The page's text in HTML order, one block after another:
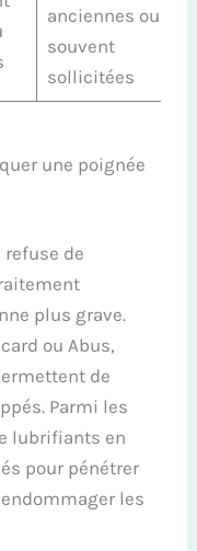
anciennes ou
souvent
sollicitées
une poignée
refuse de
plus grave.
ou Abus,
de
Parmi les
lubrifiants en
pour pénétrer
les